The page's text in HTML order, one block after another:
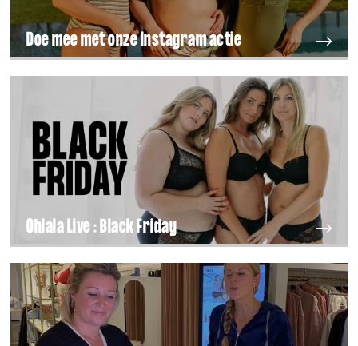
Doe mee met onze Instagram actie
Ohlala Live : Black Friday